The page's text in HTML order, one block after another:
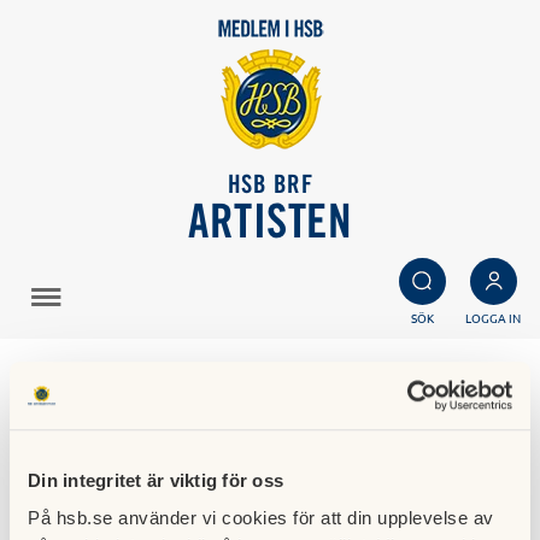
Din integritet är viktig för oss
På hsb.se använder vi cookies för att din upplevelse av
HSB BRF
ARTISTEN
SÖK LOGGA IN
Information om
parkeringssystem
06 januari 2025